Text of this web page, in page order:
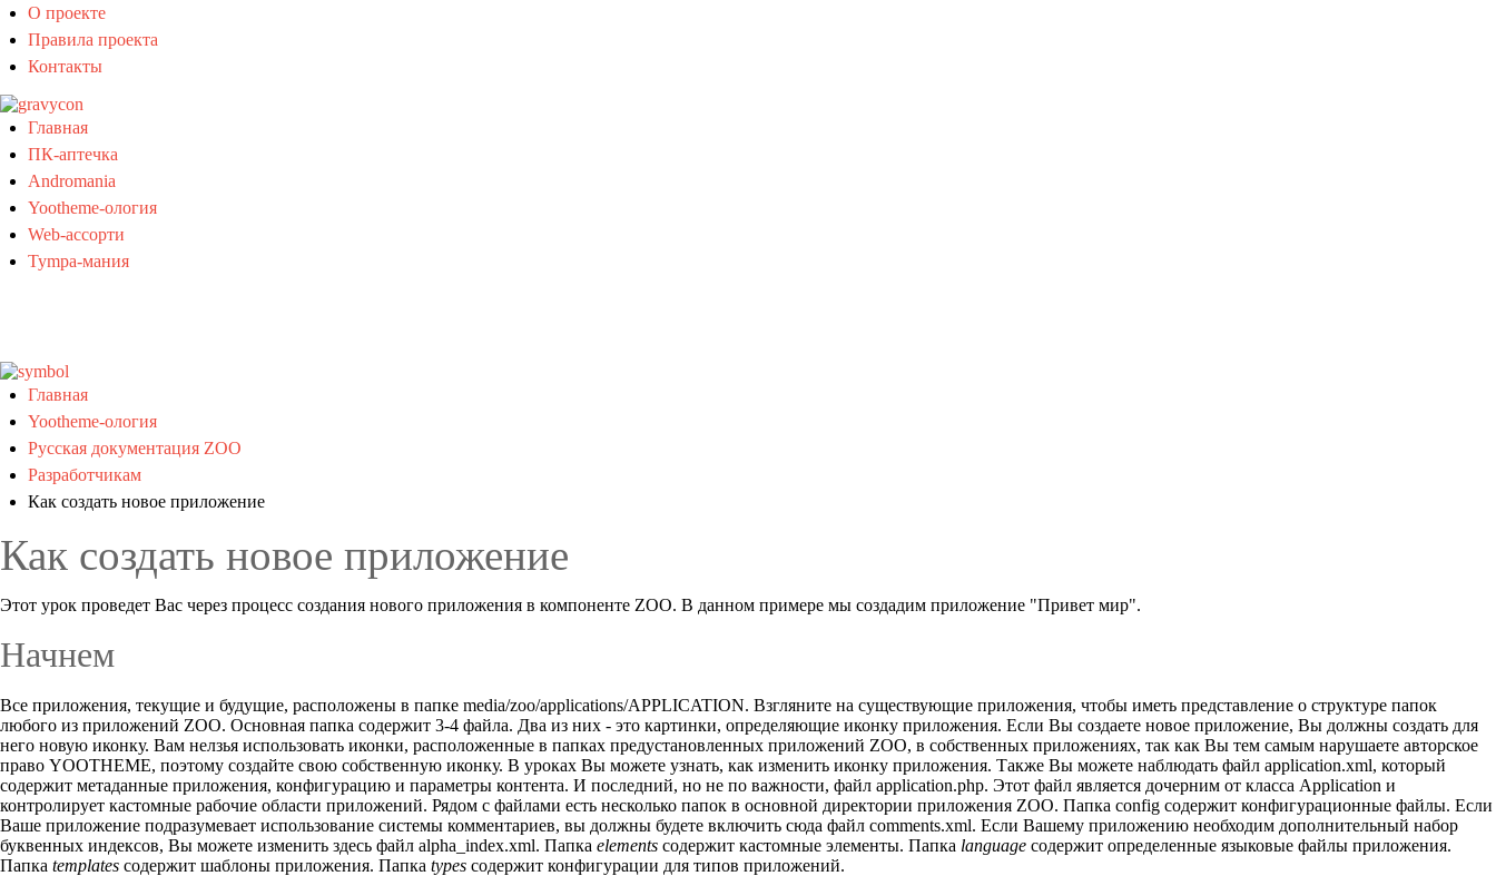
О проекте
Правила проекта
Контакты
Главная
ПК-аптечка
Andromania
Yootheme-ология
Web-ассорти
Tympa-мания
Главная
Yootheme-ология
Русская документация ZOO
Разработчикам
Как создать новое приложение
Как создать новое приложение
Этот урок проведет Вас через процесс создания нового приложения в компоненте ZOO. В данном примере мы создадим приложение "Привет мир".
Начнем
Все приложения, текущие и будущие, расположены в папке media/zoo/applications/APPLICATION. Взгляните на существующие приложения, чтобы иметь представление о структуре папок
любого из приложений ZOO. Основная папка содержит 3-4 файла. Два из них - это картинки, определяющие иконку приложения. Если Вы создаете новое приложение, Вы должны создать для
него новую иконку. Вам нелзья использовать иконки, расположенные в папках предустановленных приложений ZOO, в собственных приложениях, так как Вы тем самым нарушаете авторское
право YOOTHEME, поэтому создайте свою собственную иконку. В уроках Вы можете узнать, как изменить иконку приложения. Также Вы можете наблюдать файл application.xml, который
содержит метаданные приложения, конфигурацию и параметры контента. И последний, но не по важности, файл application.php. Этот файл является дочерним от класса Application и
контролирует кастомные рабочие области приложений. Рядом с файлами есть несколько папок в основной директории приложения ZOO. Папка config содержит конфигурационные файлы. Если
Ваше приложение подразумевает использование системы комментариев, вы должны будете включить сюда файл comments.xml. Если Вашему приложению необходим дополнительный набор
буквенных индексов, Вы можете изменить здесь файл alpha_index.xml. Папка elements содержит кастомные элементы. Папка language содержит определенные языковые файлы приложения.
Папка templates содержит шаблоны приложения. Папка types содержит конфигурации для типов приложений.